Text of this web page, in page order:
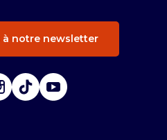
à notre newsletter